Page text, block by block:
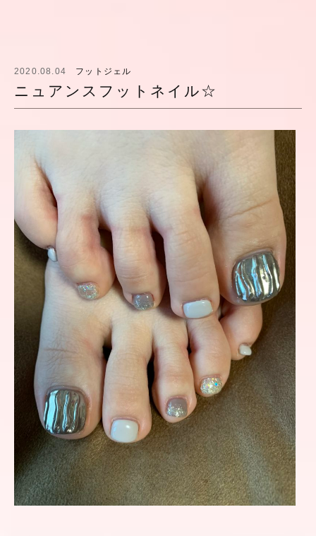
2020.08.04 フットジェル
ニュアンスフットネイル☆